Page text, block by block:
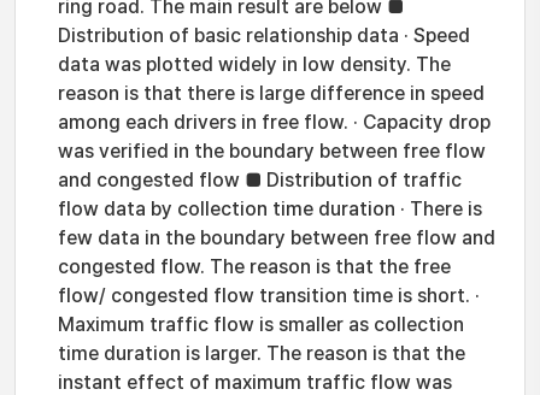
ring road. The main result are below ■
Distribution of basic relationship data · Speed
data was plotted widely in low density. The
reason is that there is large difference in speed
among each drivers in free flow. · Capacity drop
was verified in the boundary between free flow
and congested flow ■ Distribution of traffic
flow data by collection time duration · There is
few data in the boundary between free flow and
congested flow. The reason is that the free
flow/ congested flow transition time is short. ·
Maximum traffic flow is smaller as collection
time duration is larger. The reason is that the
instant effect of maximum traffic flow was